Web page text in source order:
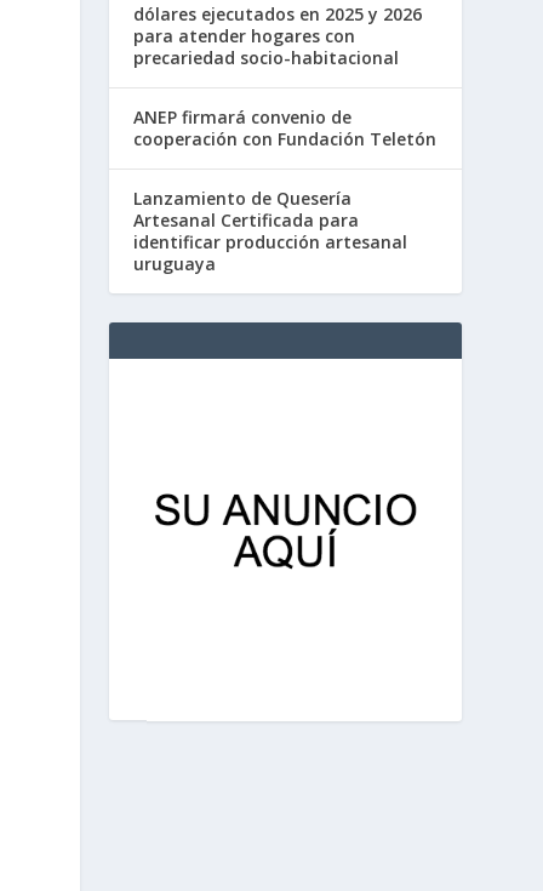
dólares ejecutados en 2025 y 2026
para atender hogares con
precariedad socio-habitacional
ANEP firmará convenio de
cooperación con Fundación Teletón
Lanzamiento de Quesería
Artesanal Certificada para
identificar producción artesanal
uruguaya